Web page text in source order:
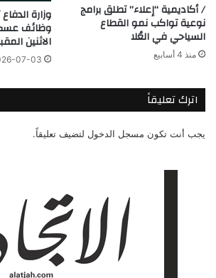
/ أكاديمية “إعلاء” تطلق برامج
نوعية تواكب نمو القطاع
السياحي في العُلا
منذ 4 أسابيع
وزارة
وظائف
الاثنين
07-03
اترك تعليقاً
يجب أنت تكون مسجل الدخول لتضيف تعليقاً.